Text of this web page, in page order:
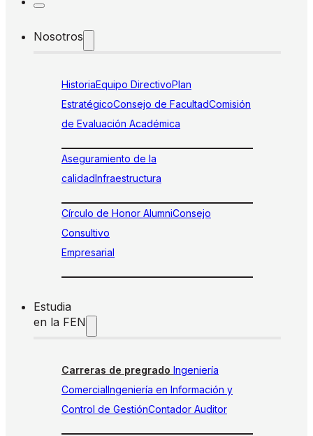
Nosotros
HistoriaEquipo DirectivoPlan
EstratégicoConsejo de FacultadComisión
de Evaluación Académica
Aseguramiento de la
calidadInfraestructura
Círculo de Honor AlumniConsejo
Consultivo
Empresarial
Estudia
en la FEN
Carreras de pregrado Ingeniería
ComercialIngeniería en Información y
Control de GestiónContador Auditor